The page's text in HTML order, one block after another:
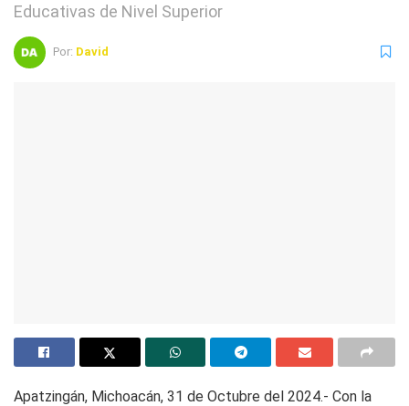
Educativas de Nivel Superior
Por: David
Apatzingán, Michoacán, 31 de Octubre del 2024.- Con la